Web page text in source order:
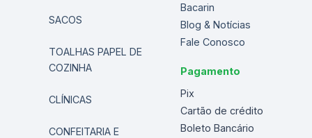
SACOS
TOALHAS PAPEL DE
COZINHA
CLÍNICAS
CONFEITARIA E
Bacarin
Blog & Notícias
Fale Conosco
Pagamento
Pix
Cartão de crédito
Boleto Bancário